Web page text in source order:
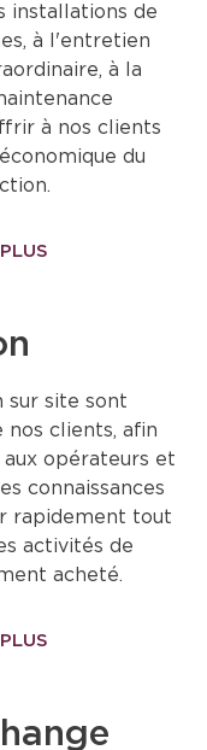
installations de
à l'entretien
à la
à nos clients
du
sur site sont
nos clients, afin
opérateurs et
connaissances
rapidement tout
activités de
acheté.